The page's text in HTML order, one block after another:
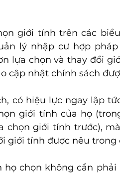
giới tính trên các
lý nhập cư hợp
lựa chọn và thay đổi
cập nhật chính sách
có hiệu lực ngay lập
giới tính của họ
chọn giới tính trước),
giới tính được nêu trong
họ chọn không cần